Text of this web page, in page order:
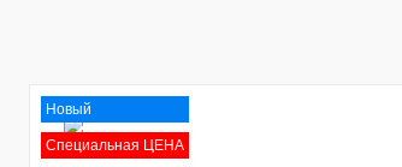
В избранное
В
Новый
Специальная ЦЕНА